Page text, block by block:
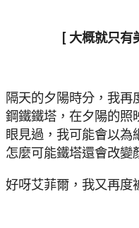
[ 大概就只有
隔天的夕陽時分，我再
鋼鐵鐵塔，在夕陽的照
眼見過，我可能會以為
怎麼可能鐵塔還會改變
好呀艾菲爾，我又再度